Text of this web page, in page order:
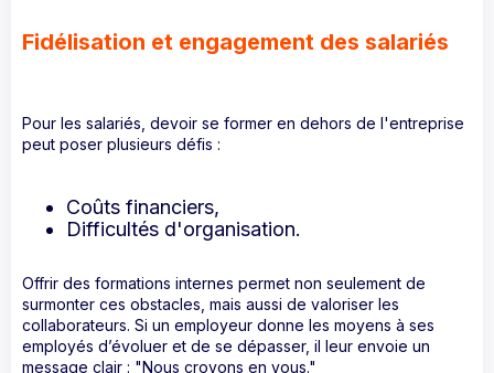
Fidélisation et engagement des salariés
Pour les salariés, devoir se former en dehors de l'entreprise
peut poser plusieurs défis :
Coûts financiers,
Difficultés d'organisation.
Offrir des formations internes permet non seulement de
surmonter ces obstacles, mais aussi de valoriser les
collaborateurs. Si un employeur donne les moyens à ses
employés d’évoluer et de se dépasser, il leur envoie un
message clair : "Nous croyons en vous."